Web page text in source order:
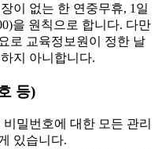
이 없는 한 연중무휴, 1일
을 원칙으로 합니다. 다만
로 교육정보원이 정한 날
지 아니합니다.
등)
밀번호에 대한 모든 관리
있습니다.